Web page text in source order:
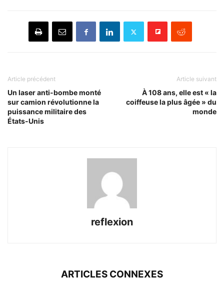
Article précédent
Un laser anti-bombe monté
sur camion révolutionne la
puissance militaire des
États-Unis
Article suivant
À 108 ans, elle est « la
coiffeuse la plus âgée » du
monde
reflexion
ARTICLES CONNEXES